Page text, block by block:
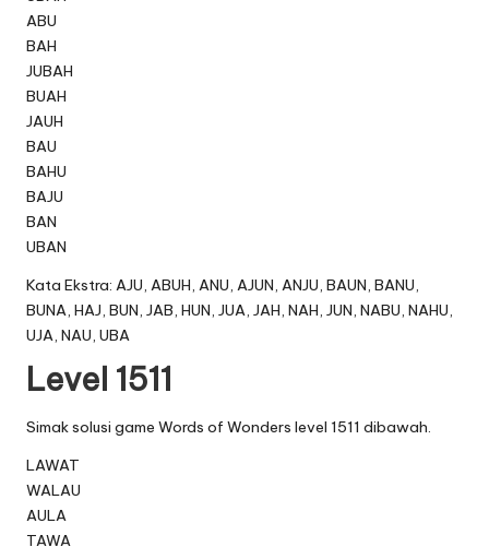
ABU
BAH
JUBAH
BUAH
JAUH
BAU
BAHU
BAJU
BAN
UBAN
Kata Ekstra: AJU, ABUH, ANU, AJUN, ANJU, BAUN, BANU,
BUNA, HAJ, BUN, JAB, HUN, JUA, JAH, NAH, JUN, NABU, NAHU,
UJA, NAU, UBA
Level 1511
Simak solusi game Words of Wonders level 1511 dibawah.
LAWAT
WALAU
AULA
TAWA